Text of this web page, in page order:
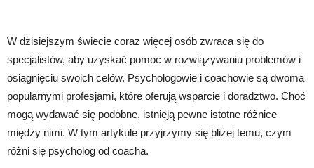
W dzisiejszym świecie coraz więcej osób zwraca się do
specjalistów, aby uzyskać pomoc w rozwiązywaniu problemów i
osiągnięciu swoich celów. Psychologowie i coachowie są dwoma
popularnymi profesjami, które oferują wsparcie i doradztwo. Choć
mogą wydawać się podobne, istnieją pewne istotne różnice
między nimi. W tym artykule przyjrzymy się bliżej temu, czym
różni się psycholog od coacha.